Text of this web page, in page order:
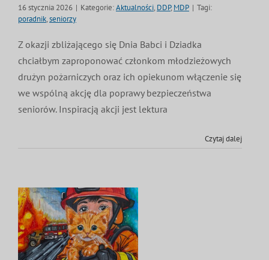
16 stycznia 2026 | Kategorie:Aktualności, DDP, MDP | Tagi:
poradnik,seniorzy
Z okazji zbliżającego się Dnia Babci i Dziadka
chciałbym zaproponować członkom młodzieżowych
drużyn pożarniczych oraz ich opiekunom włączenie się
we wspólną akcję dla poprawy bezpieczeństwa
seniorów. Inspiracją akcji jest lektura
Czytaj dalej